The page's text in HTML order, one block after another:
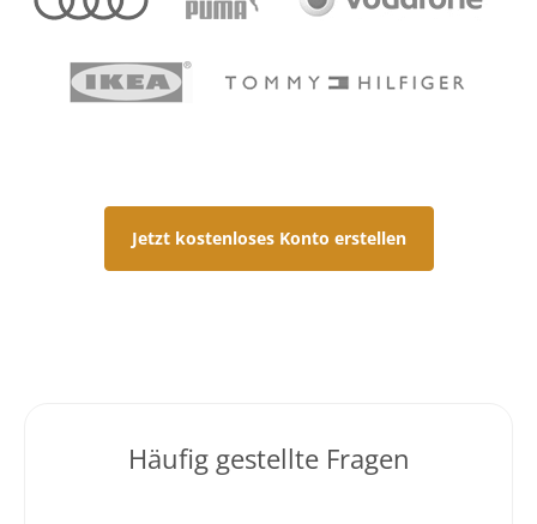
Jetzt kostenloses Konto erstellen
Häufig gestellte Fragen